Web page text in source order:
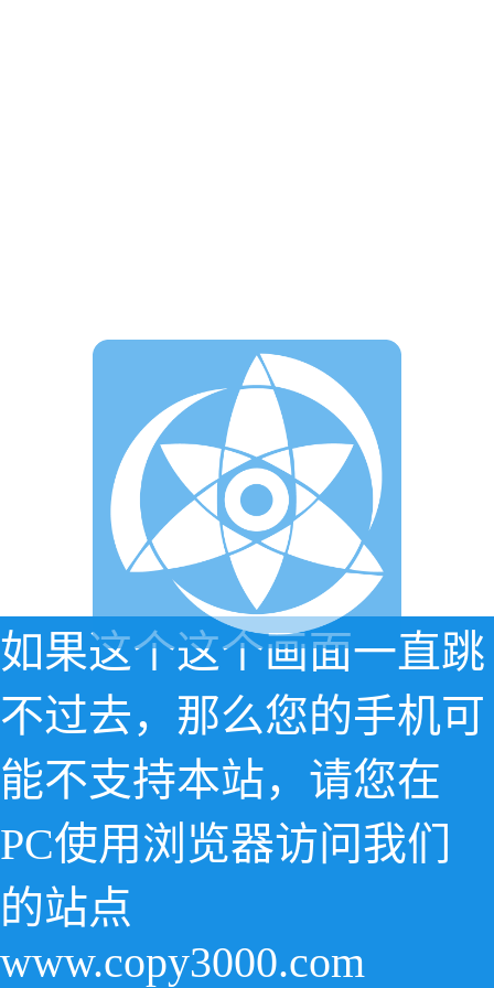
如果这个这个画面一直跳
不过去，那么您的手机可
能不支持本站，请您在
PC使用浏览器访问我们
的站点
www.copy3000.com